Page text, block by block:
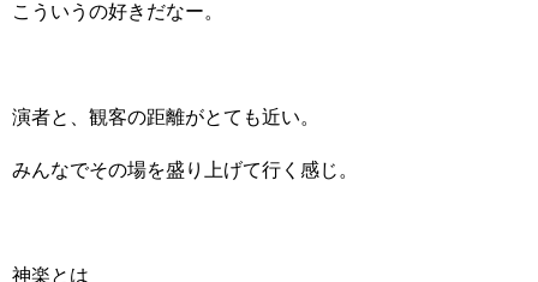
こういうの好きだなー。
演者と、観客の距離がとても近い。
みんなでその場を盛り上げて行く感じ。
神楽とは